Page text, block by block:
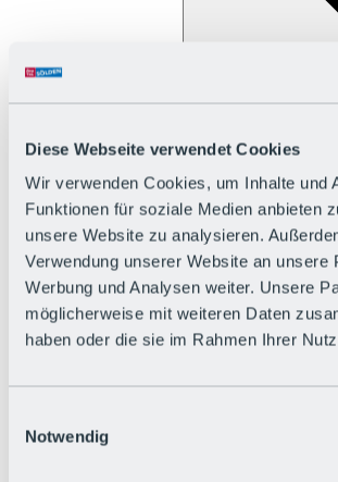
Diese Webseite verwendet Cookies
Wir verwenden Cookies, um Inhalte und
Funktionen für soziale Medien anbieten
unsere Website zu analysieren.
Verwendung unserer Website an unsere
Werbung und Analysen weiter. Unsere
möglicherweise mit weiteren Daten
haben oder die sie im Rahmen Ihrer
Notwendig
Bürger:in werden
Bikepark-Rules
Bikepark-
Nachhaltigkeit